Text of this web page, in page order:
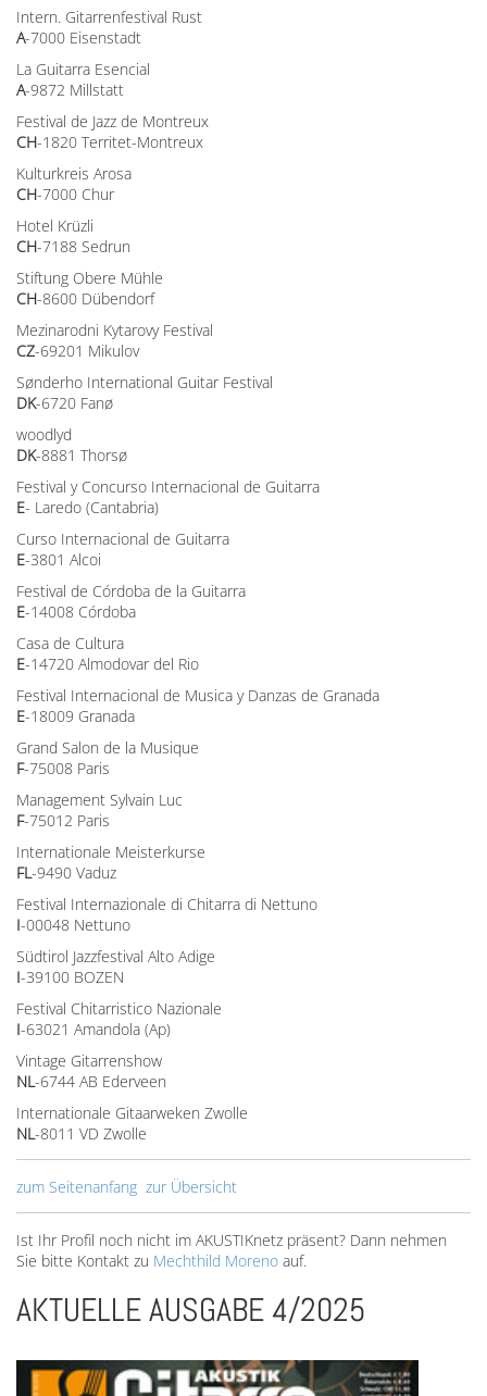
Intern. Gitarrenfestival Rust
A-7000 Eisenstadt
La Guitarra Esencial
A-9872 Millstatt
Festival de Jazz de Montreux
CH-1820 Territet-Montreux
Kulturkreis Arosa
CH-7000 Chur
Hotel Krüzli
CH-7188 Sedrun
Stiftung Obere Mühle
CH-8600 Dübendorf
Mezinarodni Kytarovy Festival
CZ-69201 Mikulov
Sønderho International Guitar Festival
DK-6720 Fanø
woodlyd
DK-8881 Thorsø
Festival y Concurso Internacional de Guitarra
E- Laredo (Cantabria)
Curso Internacional de Guitarra
E-3801 Alcoi
Festival de Córdoba de la Guitarra
E-14008 Córdoba
Casa de Cultura
E-14720 Almodovar del Rio
Festival Internacional de Musica y Danzas de Granada
E-18009 Granada
Grand Salon de la Musique
F-75008 Paris
Management Sylvain Luc
F-75012 Paris
Internationale Meisterkurse
FL-9490 Vaduz
Festival Internazionale di Chitarra di Nettuno
I-00048 Nettuno
Südtirol Jazzfestival Alto Adige
I-39100 BOZEN
Festival Chitarristico Nazionale
I-63021 Amandola (Ap)
Vintage Gitarrenshow
NL-6744 AB Ederveen
Internationale Gitaarweken Zwolle
NL-8011 VD Zwolle
zum Seitenanfang zur Übersicht
Ist Ihr Profil noch nicht im AKUSTIKnetz präsent? Dann nehmen
Sie bitte Kontakt zu Mechthild Moreno auf.
AKTUELLE AUSGABE 4/2025